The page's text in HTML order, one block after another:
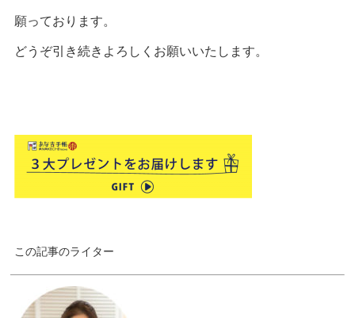
願っております。
どうぞ引き続きよろしくお願いいたします。
この記事のライター